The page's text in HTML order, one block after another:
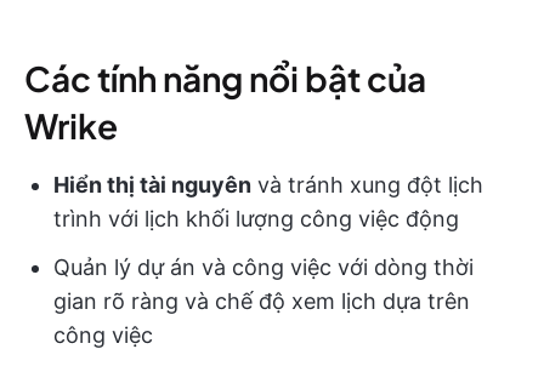
Các tính năng nổi bật của
Wrike
Hiển thị tài nguyên và tránh xung đột lịch
trình với lịch khối lượng công việc động
Quản lý dự án và công việc với dòng thời
gian rõ ràng và chế độ xem lịch dựa trên
công việc